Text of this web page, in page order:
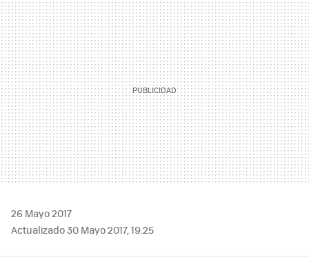
MAIL
26 Mayo 2017
Actualizado 30 Mayo 2017, 19:25